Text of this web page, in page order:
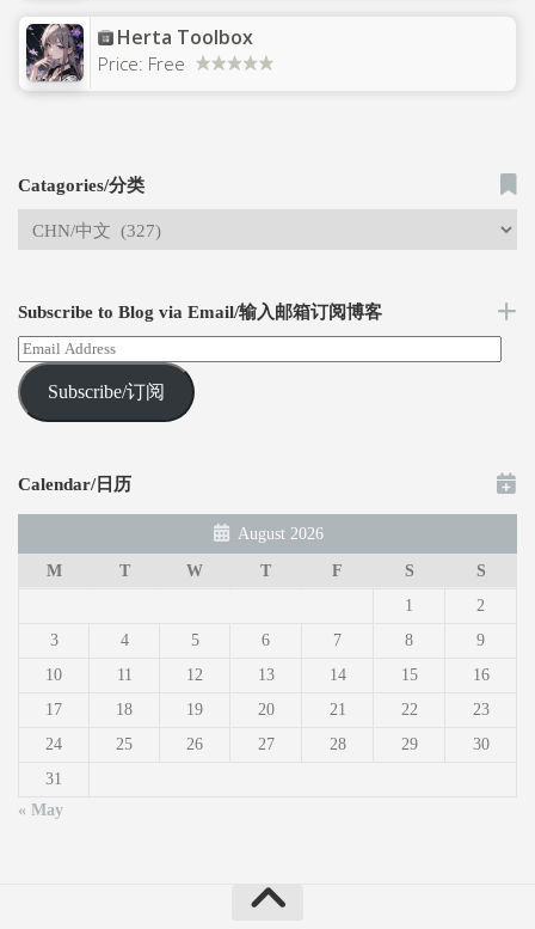
Herta Toolbox
Price: Free
Catagories/分类
Subscribe to Blog via Email/输入邮箱订阅博客
Subscribe/订阅
Calendar/日历
August 2026
M T W T F S
S
1
2
3
4 5 6 7 8
9
10
11 12 13 14 15
16
17
18 19 20 21 22
23
24
25 26 27 28 29
30
31
« May